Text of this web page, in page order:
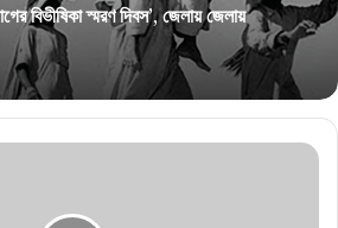
বিভীষিকা স্মরণ দিবস’, জেলায় জেলায়